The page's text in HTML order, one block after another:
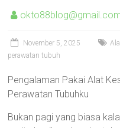
November 5, 2025
perawatan tubuh
Pengalaman Pakai Alat
Perawatan Tubuhku
Bukan pagi yang biasa